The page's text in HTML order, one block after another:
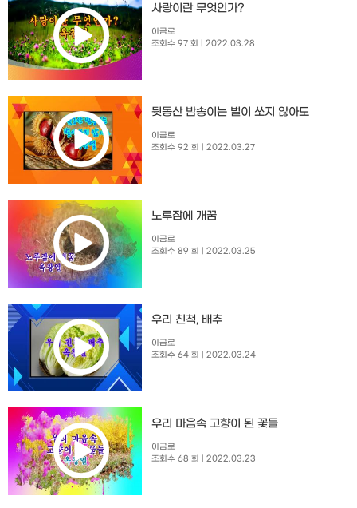
사랑이란 무엇인가?
이금로
조회수 97 회
| 2022.03.28
뒷동산 밤송이는 벌이 쏘지 않아도
이금로
조회수 92 회
| 2022.03.27
노루잠에 개꿈
이금로
조회수 89 회
| 2022.03.25
우리 친척, 배추
이금로
조회수 64 회
| 2022.03.24
우리 마음속 고향이 된 꽃들
이금로
조회수 68 회
| 2022.03.23